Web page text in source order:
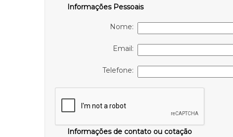
Informações Pessoais
Nome:
Email:
Telefone:
Informações de contato ou cotação